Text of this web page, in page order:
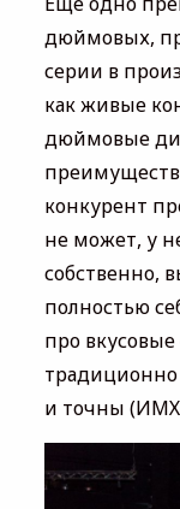
дюймовых,
серии в
как живые
дюймовые
конкурент
не может, у
собственно,
полностью
про
и точны